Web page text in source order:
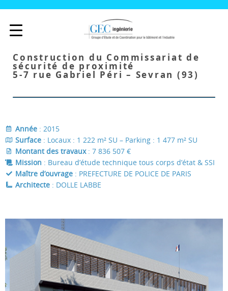
Construction du Commissariat de
sécurité de proximité
5-7 rue Gabriel Péri – Sevran (93)
Année : 2015
Surface : Locaux : 1 222 m² SU – Parking : 1 477 m² SU
Montant des travaux : 7 836 507 €
Mission : Bureau d’étude technique tous corps d’état & SSI
Maître d’ouvrage : PREFECTURE DE POLICE DE PARIS
Architecte : DOLLE LABBE